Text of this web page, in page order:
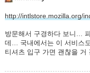
http://intlstore.mozilla.org/
방문해서 구경하다 보니…
데… 국내에서는 이 서비스
티셔츠 입구 가면 괜찮을